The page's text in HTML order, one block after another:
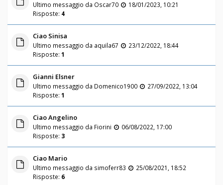
Ultimo messaggio da Oscar70
18/01/2023, 10:21
Risposte: 4
Ciao Sinisa
Ultimo messaggio da aquila67
23/12/2022, 18:44
Risposte: 1
Gianni Elsner
Ultimo messaggio da Domenico1900
27/09/2022, 13:04
Risposte: 1
Ciao Angelino
Ultimo messaggio da Fiorini
06/08/2022, 17:00
Risposte: 3
Ciao Mario
Ultimo messaggio da simoferr83
25/08/2021, 18:52
Risposte: 6